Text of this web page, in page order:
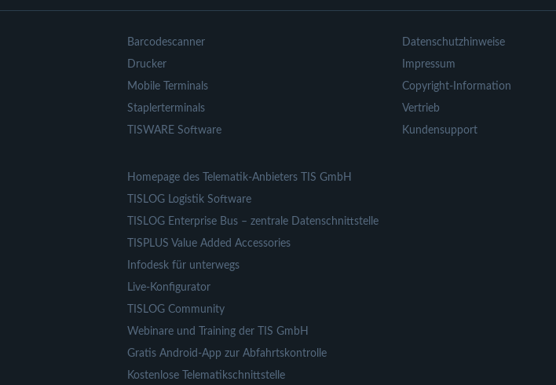
Barcodescanner
Drucker
Mobile Terminals
Staplerterminals
TISWARE Software
Homepage des Telematik-Anbieters TIS GmbH
TISLOG Logistik Software
TISLOG Enterprise Bus – zentrale Datenschnittstelle
TISPLUS Value Added Accessories
Infodesk für unterwegs
Live-Konfigurator
TISLOG Community
Webinare und Training der TIS GmbH
Gratis Android-App zur Abfahrtskontrolle
Kostenlose Telematikschnittstelle
Datenschutzhinweise
Impressum
Copyright-Information
Vertrieb
Kundensupport